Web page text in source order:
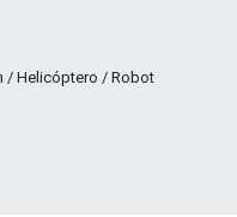
/ Helicóptero / Robot